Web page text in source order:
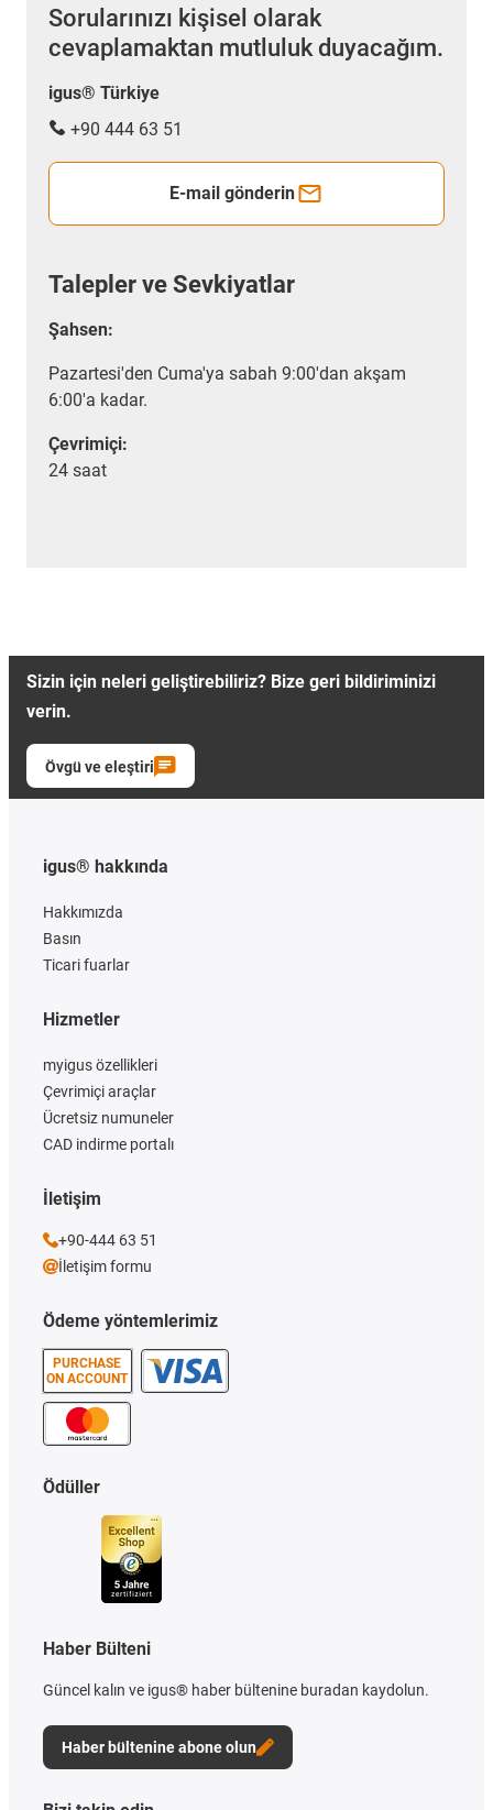
Sorularınızı kişisel olarak
cevaplamaktan mutluluk duyacağım.
igus® Türkiye
+90 444 63 51
E-mail gönderin
Talepler ve Sevkiyatlar
Şahsen:
Pazartesi'den Cuma'ya sabah 9:00'dan akşam
6:00'a kadar.
Çevrimiçi:
24 saat
Sizin için neleri geliştirebiliriz? Bize geri bildiriminizi
verin.
Övgü ve eleştiri
igus® hakkında
Hakkımızda
Basın
Ticari fuarlar
Ödeme yöntemlerimiz
PURCHASE
ON ACCOUNT
Hizmetler
myigus özellikleri
Çevrimiçi araçlar
Ücretsiz numuneler
CAD indirme portalı
Ödüller
Haber Bülteni
Güncel kalın ve igus® haber bültenine buradan kaydolun.
Haber bültenine abone olun
İletişim
+90-444 63 51
İletişim formu